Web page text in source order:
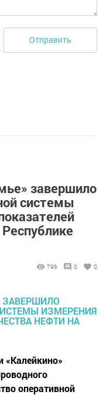
Отправить
завершило
системы
796 0 0
«Калейкино»
оперативной